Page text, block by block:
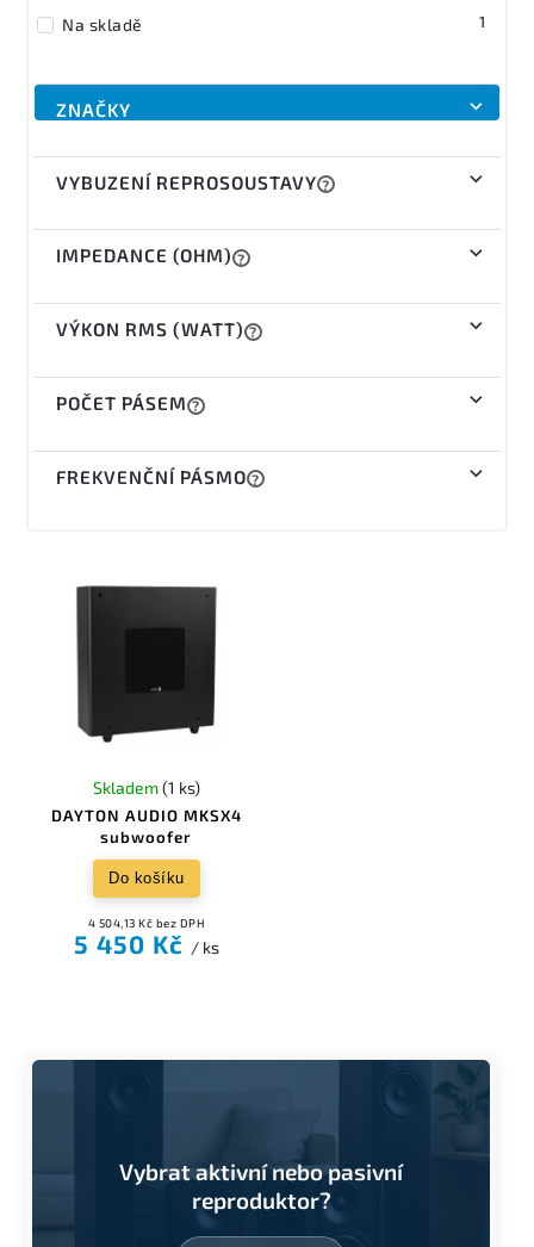
Na skladě 1
ZNAČKY
VYBUZENÍ REPROSOUSTAVY ?
IMPEDANCE (OHM) ?
VÝKON RMS (WATT) ?
POČET PÁSEM ?
FREKVENČNÍ PÁSMO ?
DAYTON AUDIO MKSX4
subwoofer
Skladem(1 ks)
4 504,13 Kč bez DPH
5 450 Kč / ks
Do košíku
Vybrat aktivní nebo pasivní
reproduktor?